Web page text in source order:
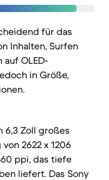
für das
Inhalten, Surfen
OLED-
in Größe,
6,3 Zoll großes
2622 x 1206
ppi, das tiefe
liefert. Das Sony